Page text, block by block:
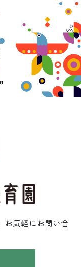
お気軽にお問い合